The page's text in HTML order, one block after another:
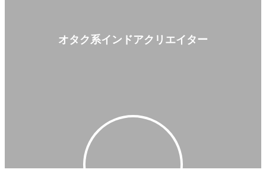
オタク系インドアクリエイター